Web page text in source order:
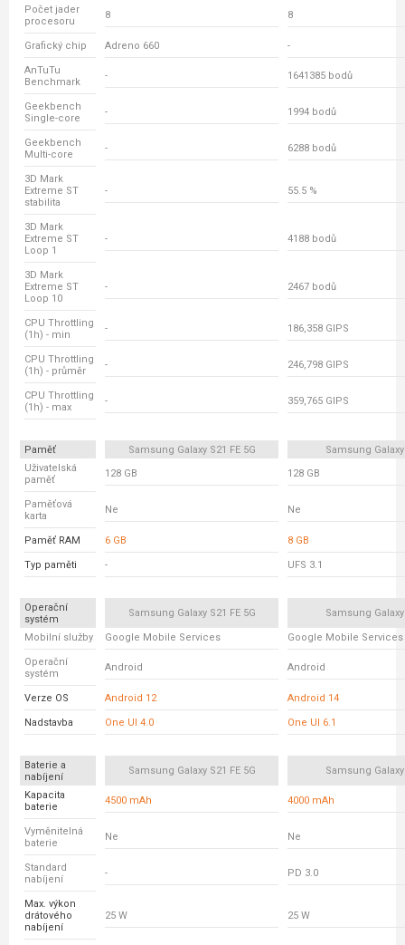
Počet jader
procesoru
8 8
Grafický chip Adreno 660 -
AnTuTu
Benchmark
- 1641385 bodů
Geekbench
Single-core
- 1994 bodů
Geekbench
Multi-core
- 6288 bodů
3D Mark
Extreme ST
stabilita
- 55.5 %
3D Mark
Extreme ST
Loop 1
- 4188 bodů
3D Mark
Extreme ST
Loop 10
- 2467 bodů
CPU Throttling
(1h) - min
- 186,358 GIPS
CPU Throttling
(1h) - průměr
- 246,798 GIPS
CPU Throttling
(1h) - max
- 359,765 GIPS
Paměť Samsung Galaxy S21 FE 5G
Samsung Galaxy
Uživatelská
paměť
128 GB 128 GB
Paměťová
karta
Ne Ne
Paměť RAM 6 GB 8 GB
Typ paměti - UFS 3.1
Operační
systém
Samsung Galaxy S21 FE 5G Samsung Galaxy
Mobilní služby Google Mobile Services Google Mobile Services
Operační
systém
Android Android
Verze OS Android 12 Android 14
Nadstavba One UI 4.0 One UI 6.1
Baterie a
nabíjení
Samsung Galaxy S21 FE 5G Samsung Galaxy
Kapacita
baterie
4500 mAh 4000 mAh
Vyměnitelná
baterie
Ne Ne
Standard
nabíjení
- PD 3.0
Max. výkon
drátového
nabíjení
25 W 25 W